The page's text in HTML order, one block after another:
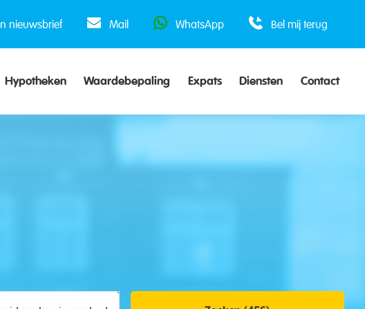
nieuwsbrief Mail WhatsApp Bel mij terug
Hypotheken Waardebepaling Expats Diensten Contact